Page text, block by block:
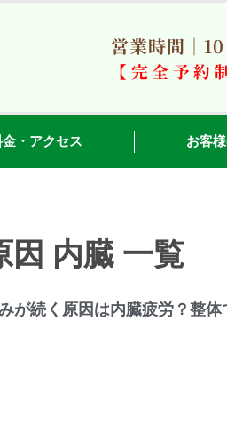
営業時間｜
【完全予約
・アクセス お客
因 内臓 一覧
が続く原因は内臓疲労？整